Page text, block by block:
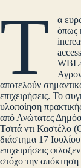
Τ
α
όπως
αποτελούν
επιχειρήσεις. Το
υλοποίηση
από Ανώτατες
Τσιτά ντι Καστέλο
διάστημα 17
επιχειρήσεις
στόχο την